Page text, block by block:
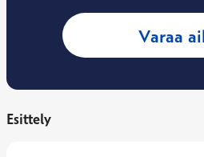
Varaa
Esittely